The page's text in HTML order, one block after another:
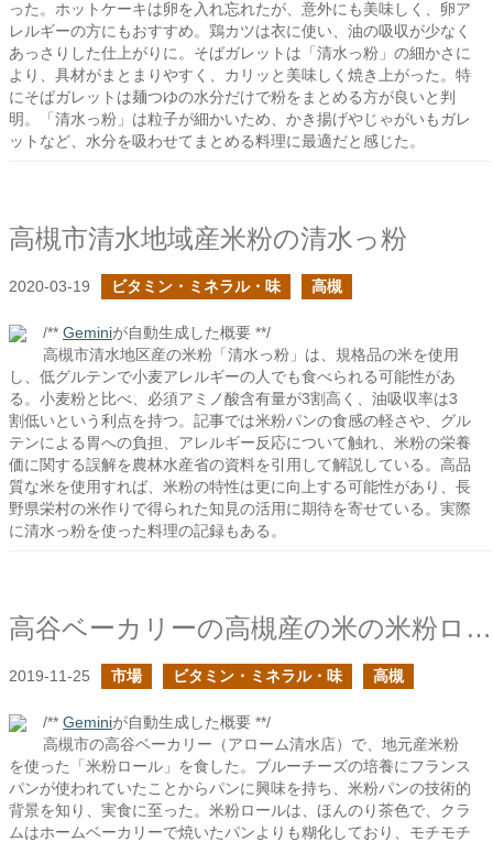
った。ホットケーキは卵を入れ忘れたが、意外にも美味しく、卵ア
レルギーの方にもおすすめ。鶏カツは衣に使い、油の吸収が少なく
あっさりした仕上がりに。そばガレットは「清水っ粉」の細かさに
より、具材がまとまりやすく、カリッと美味しく焼き上がった。特
にそばガレットは麺つゆの水分だけで粉をまとめる方が良いと判
明。「清水っ粉」は粒子が細かいため、かき揚げやじゃがいもガレ
ットなど、水分を吸わせてまとめる料理に最適だと感じた。
高槻市清水地域産米粉の清水っ粉
2020-03-19 ビタミン・ミネラル・味 高槻
/** Geminiが自動生成した概要 **/
高槻市清水地区産の米粉「清水っ粉」は、規格品の米を使用
し、低グルテンで小麦アレルギーの人でも食べられる可能性があ
る。小麦粉と比べ、必須アミノ酸含有量が3割高く、油吸収率は3
割低いという利点を持つ。記事では米粉パンの食感の軽さや、グル
テンによる胃への負担、アレルギー反応について触れ、米粉の栄養
価に関する誤解を農林水産省の資料を引用して解説している。高品
質な米を使用すれば、米粉の特性は更に向上する可能性があり、長
野県栄村の米作りで得られた知見の活用に期待を寄せている。実際
に清水っ粉を使った料理の記録もある。
高谷ベーカリーの高槻産の米の米粉ロール
2019-11-25 市場 ビタミン・ミネラル・味 高槻
/** Geminiが自動生成した概要 **/
高槻市の高谷ベーカリー（アローム清水店）で、地元産米粉
を使った「米粉ロール」を食した。ブルーチーズの培養にフランス
パンが使われていたことからパンに興味を持ち、米粉パンの技術的
背景を知り、実食に至った。米粉ロールは、ほんのり茶色で、クラ
ムはホームベーカリーで焼いたパンよりも糊化しており、モチモチ